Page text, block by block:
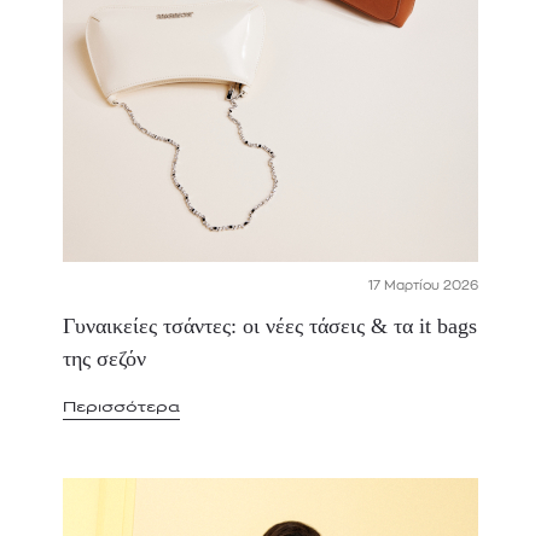
17 Μαρτίου 2026
Γυναικείες τσάντες: οι νέες τάσεις & τα it bags
της σεζόν
Περισσότερα